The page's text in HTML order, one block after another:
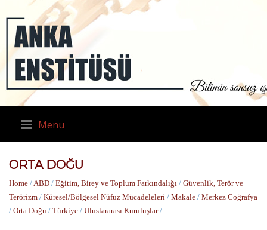
Menu
ORTA DOĞU
Home /ABD / Eğitim, Birey ve Toplum Farkındalığı / Güvenlik, Terör ve
Terörizm / Küresel/Bölgesel Nüfuz Mücadeleleri / Makale / Merkez Coğrafya
/ Orta Doğu / Türkiye / Uluslararası Kuruluşlar/